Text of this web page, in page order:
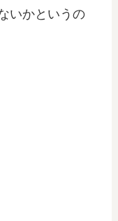
いかというの